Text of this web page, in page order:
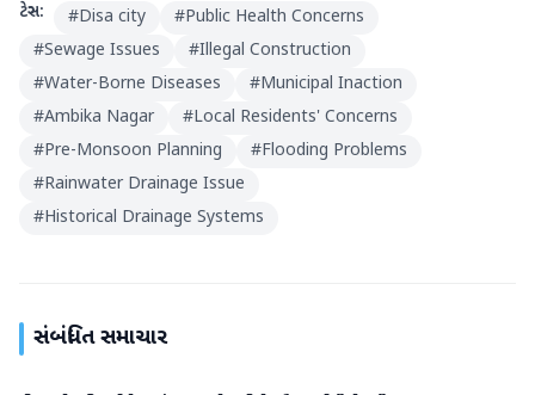
ટેગ્સ: #Disa city #Public Health Concerns
#Sewage Issues #Illegal Construction
#Water-Borne Diseases #Municipal Inaction
#Ambika Nagar #Local Residents' Concerns
#Pre-Monsoon Planning #Flooding Problems
#Rainwater Drainage Issue
#Historical Drainage Systems
સંબંધિત સમાચાર